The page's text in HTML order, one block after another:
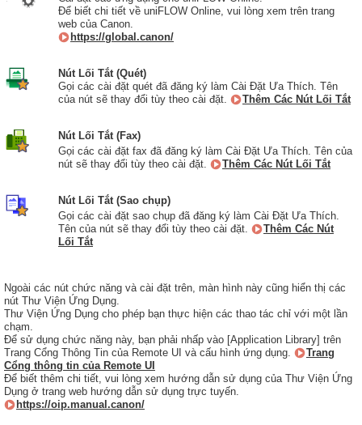
Để biết chi tiết về uniFLOW Online, vui lòng xem trên trang
web của Canon.
https://global.canon/
Nút Lối Tắt (Quét)
Gọi các cài đặt quét đã đăng ký làm Cài Đặt Ưa Thích. Tên
của nút sẽ thay đổi tùy theo cài đặt.
Thêm Các Nút Lối Tắt
Nút Lối Tắt (Fax)
Gọi các cài đặt fax đã đăng ký làm Cài Đặt Ưa Thích. Tên của
nút sẽ thay đổi tùy theo cài đặt.
Thêm Các Nút Lối Tắt
Nút Lối Tắt (Sao chụp)
Gọi các cài đặt sao chụp đã đăng ký làm Cài Đặt Ưa Thích.
Tên của nút sẽ thay đổi tùy theo cài đặt.
Thêm Các Nút
Lối Tắt
Ngoài các nút chức năng và cài đặt trên, màn hình này cũng hiển thị các
nút Thư Viện Ứng Dụng.
Thư Viện Ứng Dụng cho phép bạn thực hiện các thao tác chỉ với một lần
chạm.
Để sử dụng chức năng này, bạn phải nhấp vào [Application Library] trên
Trang Cổng Thông Tin của Remote UI và cấu hình ứng dụng.
Trang
Cổng thông tin của Remote UI
Để biết thêm chi tiết, vui lòng xem hướng dẫn sử dụng của Thư Viện Ứng
Dụng ở trang web hướng dẫn sử dụng trực tuyến.
https://oip.manual.canon/